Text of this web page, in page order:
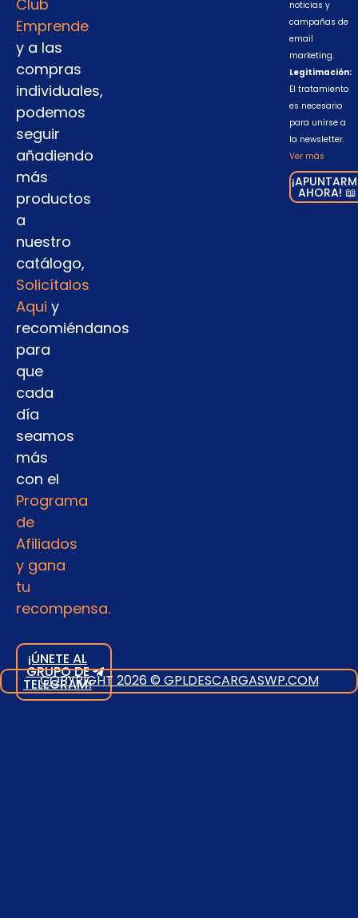
Club
Emprende
y a las
compras
individuales,
podemos
seguir
añadiendo
más
productos
a
nuestro
catálogo,
Solicítalos
Aqui y
recomiéndanos
para
que
cada
día
seamos
más
con el
Programa
de
Afiliados
y gana
tu
recompensa.
¡ÚNETE AL
GRUPO DE
TELEGRAM!
noticias y
campañas de
email
marketing.
Legitimación:
El tratamiento
es necesario
para unirse a
la newsletter.
Ver más
AHORA! 📖
COPYRIGHT 2026 © GPLDESCARGASWP.COM